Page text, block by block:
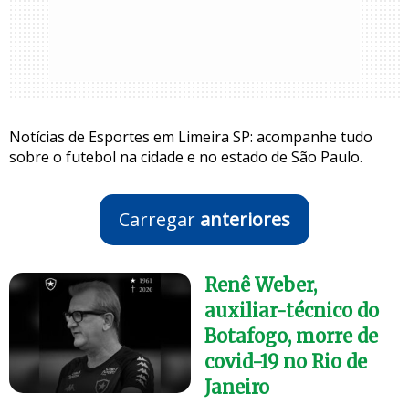
Notícias de Esportes em Limeira SP: acompanhe tudo
sobre o futebol na cidade e no estado de São Paulo.
Carregar anteriores
Renê Weber,
auxiliar-técnico do
Botafogo, morre de
covid-19 no Rio de
Janeiro